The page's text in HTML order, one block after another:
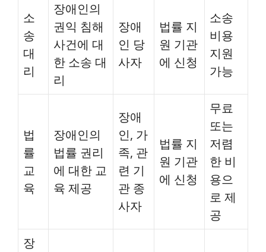
소
송
대
리
장애인의
권익 침해
사건에 대
한 소송 대
리
장애
인 당
사자
법률 지
원 기관
에 신청
소송
비용
지원
가능
법
률
교
육
장애인의
법률 권리
에 대한 교
육 제공
장애
인, 가
족, 관
련 기
관 종
사자
법률 지
원 기관
에 신청
무료
또는
저렴
한 비
용으
로 제
공
장